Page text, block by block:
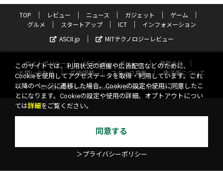
TOP レビュー ニュース ガジェット
ゲーム
グルメ
スタートアップ ICT
インフォメーション
ASCII.jp
MITテクノロジーレビュー
サイトポリシー プライバシーポリシー
運営会社
お問い合わせ
広告掲載 スタッフ募集
電子版について
©KADOKAWA ASCII Research Laboratories, Inc. 2026
このサイトでは、利用状況の把握や広告配信などのために、
Cookieを使用してアクセスデータを取得・利用しています。これ
以降のページに遷移した場合、Cookieの設定や使用に同意したこ
とになります。Cookieの設定や使用の詳細、オプトアウトについ
ては詳細 をご覧ください。
同意する
＞プライバシーポリシー